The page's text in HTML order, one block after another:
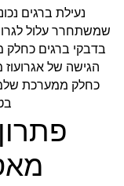
נעילת ברגים
שמשתחרר עלול
בדבקי ברגים כחלק
הגישה של
כחלק ממערכת